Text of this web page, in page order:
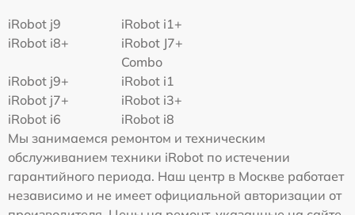
iRobot j9
iRobot i1+
iRobot i8+
iRobot J7+
Combo
iRobot j9+
iRobot i1
iRobot j7+
iRobot i3+
iRobot i6
iRobot i8
Мы занимаемся ремонтом и техническим
обслуживанием техники iRobot по истечении
гарантийного периода. Наш центр в Москве работает
независимо и не имеет официальной авторизации от